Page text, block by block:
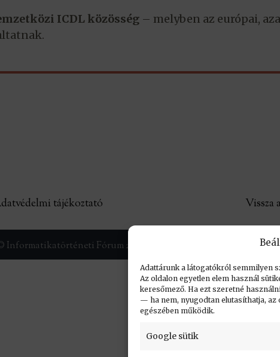
Adattárunk a látogatókról semmilyen
Az oldalon egyetlen elem használ
keresőmező. Ha ezt szeretné
— ha nem, nyugodtan elutasíthatja, az
egészében működik.
Google sütik
ICDL közösség – melyben az európai,
tájékoztató Vissza
Fórum 2017